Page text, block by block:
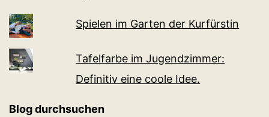
Spielen im Garten der Kurfürstin
Tafelfarbe im Jugendzimmer:
Definitiv eine coole Idee.
Blog durchsuchen